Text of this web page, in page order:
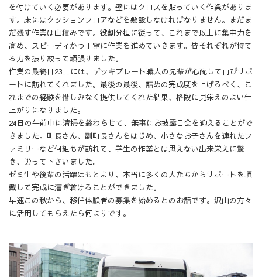
を付けていく必要があります。壁にはクロスを貼っていく作業がありま
す。床にはクッションフロアなどを敷設しなければなりません。まだま
だ残す作業は山積みです。役割分担に従って、これまで以上に集中力を
高め、スピーディかつ丁寧に作業を進めていきます。皆それぞれが持て
る力を振り絞って頑張りました。
作業の最終日23日には、デッキプレート職人の先輩が心配して再びサポ
ートに訪れてくれました。最後の最後、詰めの完成度を上げるべく、こ
れまでの経験を惜しみなく提供してくれた結果、格段に見栄えのよい仕
上がりになりました。
24日の午前中に清掃を終わらせて、無事にお披露目会を迎えることがで
きました。町長さん、副町長さんをはじめ、小さなお子さんを連れたフ
ァミリーなど何組もが訪れて、学生の作業とは思えない出来栄えに驚
き、労って下さいました。
ゼミ生や後輩の活躍はもとより、本当に多くの人たちからサポートを頂
戴して完成に漕ぎ着けることができました。
早速この秋から、移住体験者の募集を始めるとのお話です。沢山の方々
に活用してもらえたら何よりです。